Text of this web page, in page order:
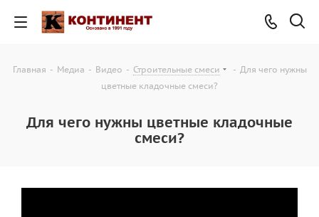
Главная - Медиа - Видео - Строительные смеси - Для чего нужны
цветные кладочные смеси?
Для чего нужны цветные кладочные
смеси?